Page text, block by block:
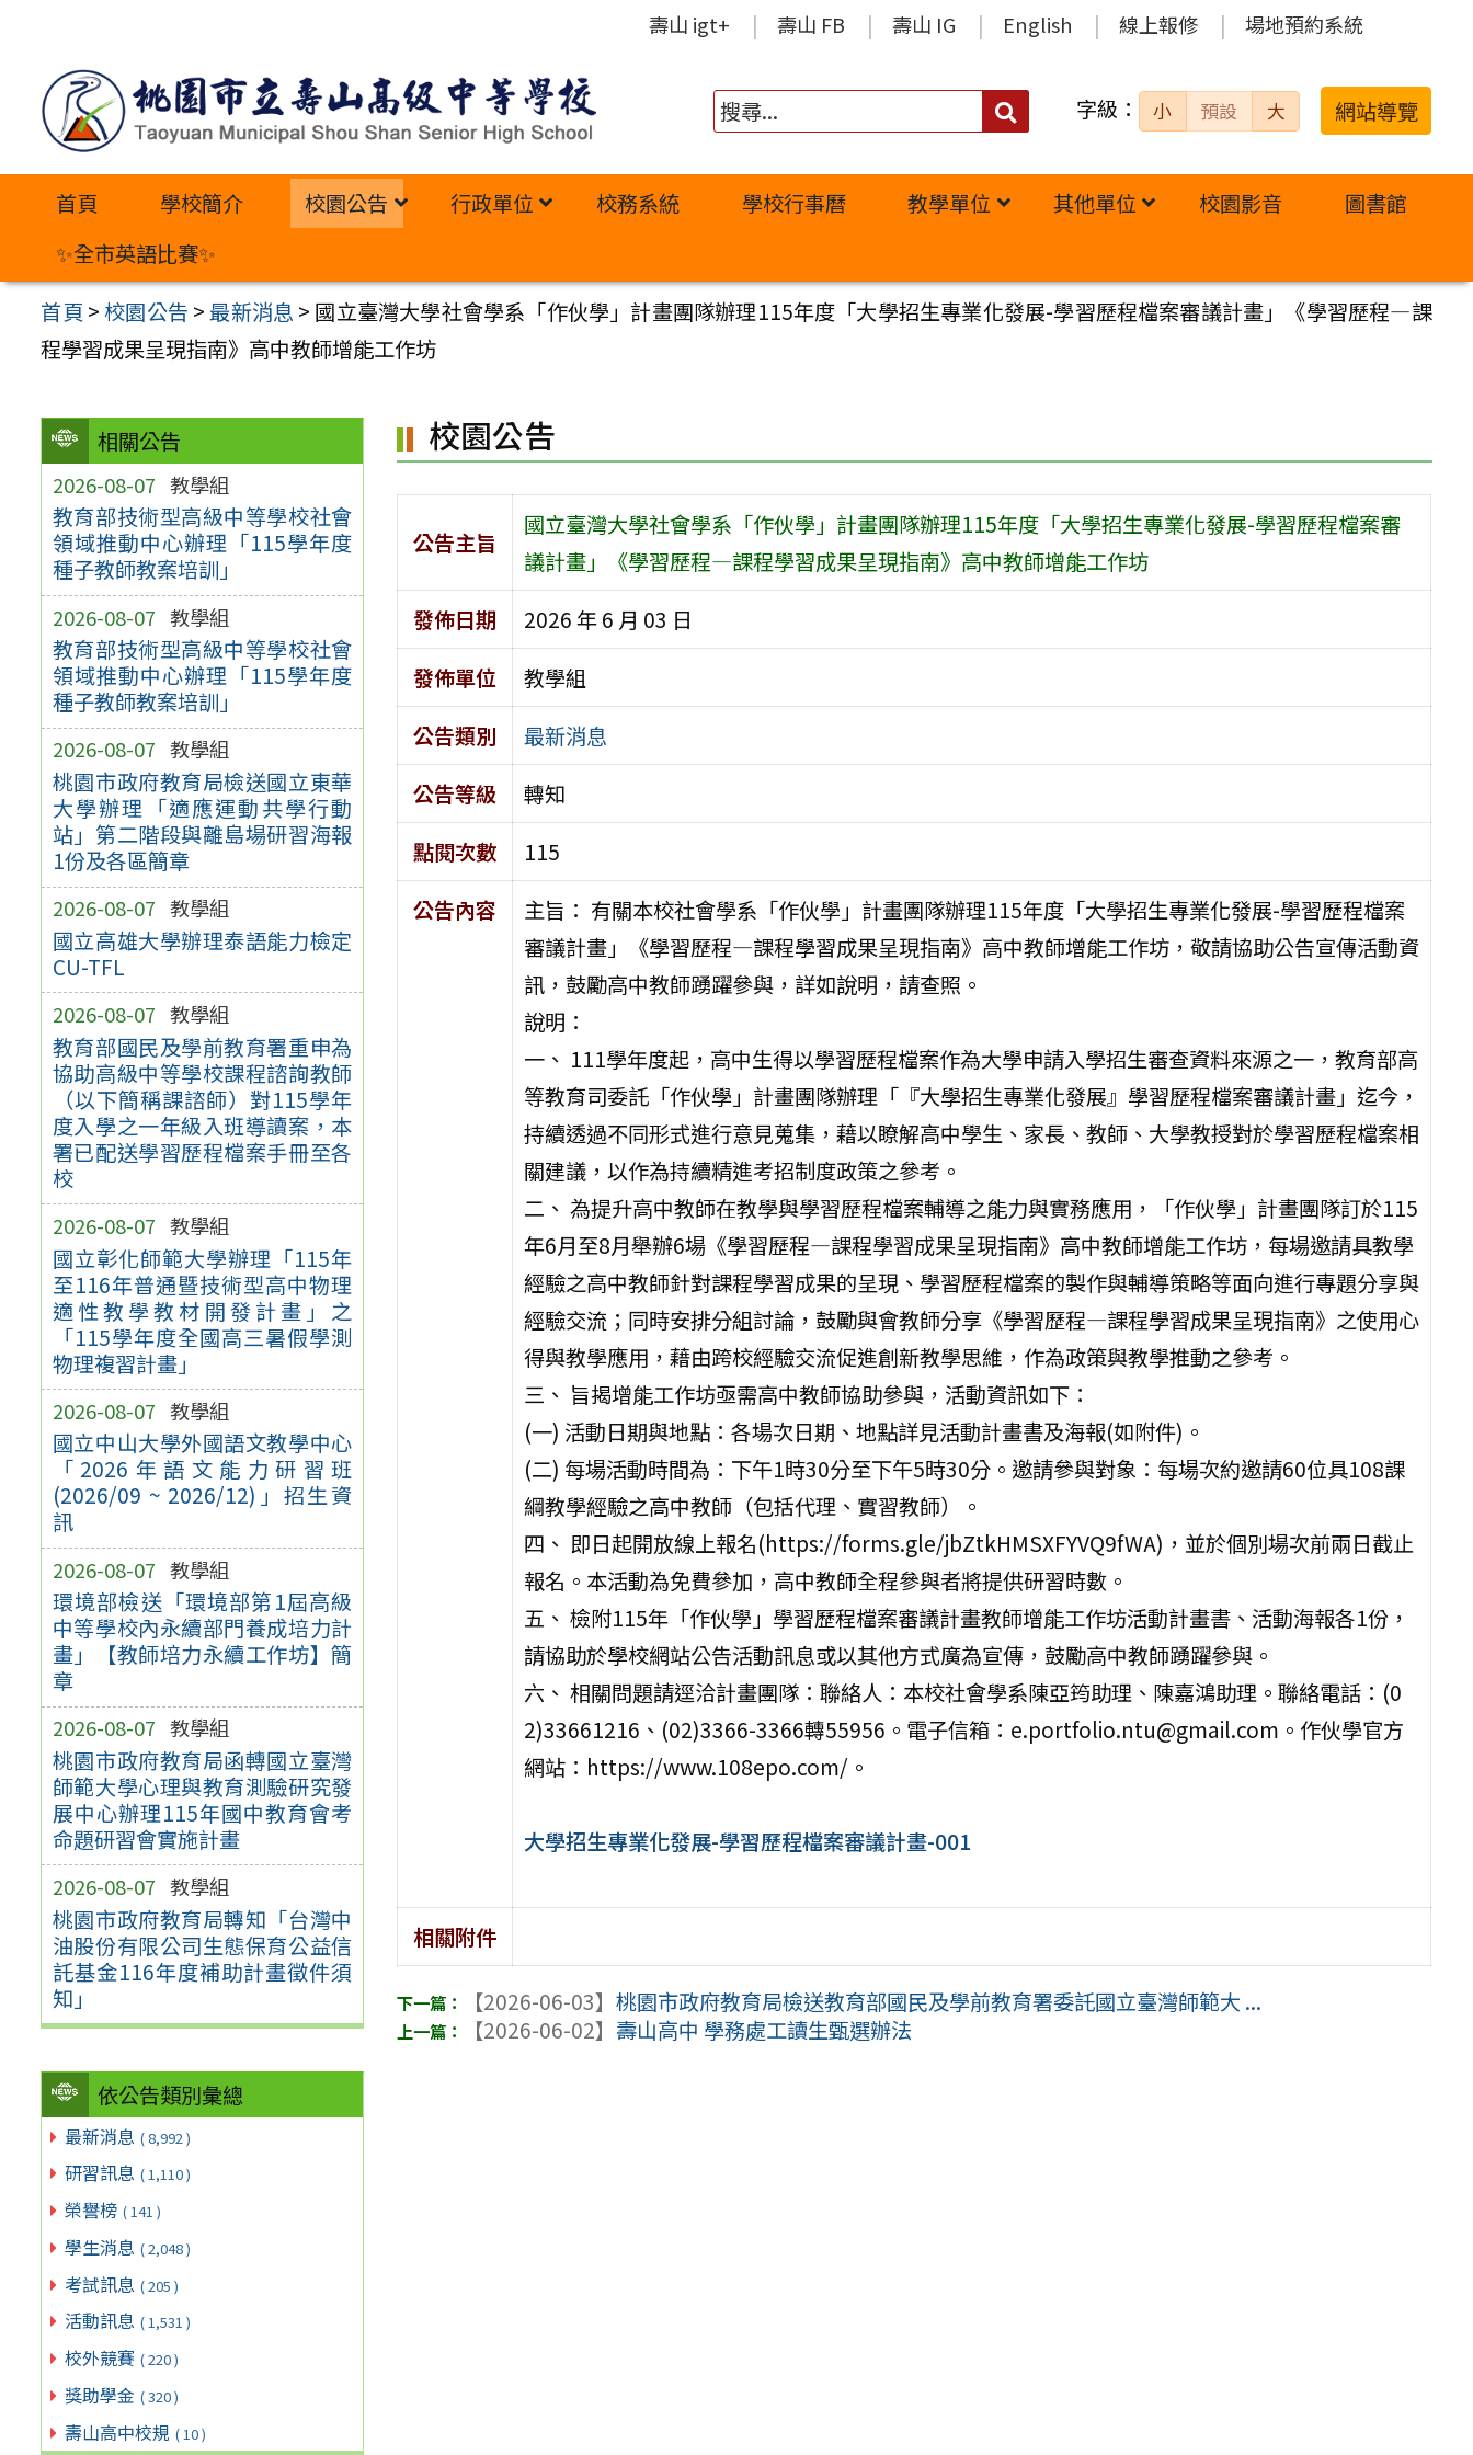
內
壽山 igt+ 壽山 FB 壽山 IG English 線上報修 場地預約系統
搜
字級： 小 預設 大 網站導覽
首頁 學校簡介 校園公告 行政單位 校務系統 學校行事曆 教學單位 其他單位 校園影音
圖書館
✨全市英語比賽✨
首頁 >校園公告 >最新消息 > 國立臺灣大學社會學系「作伙學」計畫團隊辦理115年度「大學招生專業化發展-學習歷程檔案審議計畫」《學習歷程—課
程學習成果呈現指南》高中教師增能工作坊
相關公告
2026-08-07 教學組
教育部技術型高級中等學校社會
領域推動中心辦理「115學年度
種子教師教案培訓」
2026-08-07 教學組
教育部技術型高級中等學校社會
領域推動中心辦理「115學年度
種子教師教案培訓」
2026-08-07 教學組
桃園市政府教育局檢送國立東華
大學辦理「適應運動共學行動
站」第二階段與離島場研習海報
1份及各區簡章
2026-08-07 教學組
國立高雄大學辦理泰語能力檢定
CU-TFL
2026-08-07 教學組
教育部國民及學前教育署重申為
協助高級中等學校課程諮詢教師
（以下簡稱課諮師）對115學年
度入學之一年級入班導讀案，本
署已配送學習歷程檔案手冊至各
校
2026-08-07 教學組
國立彰化師範大學辦理「115年
至116年普通暨技術型高中物理
適性教學教材開發計畫」之
「115學年度全國高三暑假學測
物理複習計畫」
2026-08-07 教學組
國立中山大學外國語文教學中心
「2026年語文能力研習班
(2026/09 ~ 2026/12)」招生資
訊
2026-08-07 教學組
環境部檢送「環境部第1屆高級
中等學校內永續部門養成培力計
畫」【教師培力永續工作坊】簡
章
2026-08-07 教學組
桃園市政府教育局函轉國立臺灣
師範大學心理與教育測驗研究發
展中心辦理115年國中教育會考
命題研習會實施計畫
2026-08-07 教學組
桃園市政府教育局轉知「台灣中
油股份有限公司生態保育公益信
託基金116年度補助計畫徵件須
知」
依公告類別彙總
最新消息 ( 8,992 )
研習訊息 ( 1,110 )
榮譽榜 ( 141 )
學生消息 ( 2,048 )
考試訊息 ( 205 )
活動訊息 ( 1,531 )
校外競賽 ( 220 )
獎助學金 ( 320 )
壽山高中校規 ( 10 )
校園公告
公告主旨
國立臺灣大學社會學系「作伙學」計畫團隊辦理115年度「大學招生專業化發展-學習歷程檔案審
議計畫」《學習歷程—課程學習成果呈現指南》高中教師增能工作坊
發佈日期
2026 年 6 月 03 日
發佈單位
教學組
公告類別
最新消息
公告等級
轉知
點閱次數
115
公告內容
主旨： 有關本校社會學系「作伙學」計畫團隊辦理115年度「大學招生專業化發展-學習歷程檔案
審議計畫」《學習歷程—課程學習成果呈現指南》高中教師增能工作坊，敬請協助公告宣傳活動資
訊，鼓勵高中教師踴躍參與，詳如說明，請查照。
說明：
一、 111學年度起，高中生得以學習歷程檔案作為大學申請入學招生審查資料來源之一，教育部高
等教育司委託「作伙學」計畫團隊辦理「『大學招生專業化發展』學習歷程檔案審議計畫」迄今，
持續透過不同形式進行意見蒐集，藉以瞭解高中學生、家長、教師、大學教授對於學習歷程檔案相
關建議，以作為持續精進考招制度政策之參考。
二、 為提升高中教師在教學與學習歷程檔案輔導之能力與實務應用，「作伙學」計畫團隊訂於115
年6月至8月舉辦6場《學習歷程—課程學習成果呈現指南》高中教師增能工作坊，每場邀請具教學
經驗之高中教師針對課程學習成果的呈現、學習歷程檔案的製作與輔導策略等面向進行專題分享與
經驗交流；同時安排分組討論，鼓勵與會教師分享《學習歷程—課程學習成果呈現指南》之使用心
得與教學應用，藉由跨校經驗交流促進創新教學思維，作為政策與教學推動之參考。
三、 旨揭增能工作坊亟需高中教師協助參與，活動資訊如下：
(一) 活動日期與地點：各場次日期、地點詳見活動計畫書及海報(如附件)。
(二) 每場活動時間為：下午1時30分至下午5時30分。邀請參與對象：每場次約邀請60位具108課
綱教學經驗之高中教師（包括代理、實習教師）。
四、 即日起開放線上報名(https://forms.gle/jbZtkHMSXFYVQ9fWA)，並於個別場次前兩日截止
報名。本活動為免費參加，高中教師全程參與者將提供研習時數。
五、 檢附115年「作伙學」學習歷程檔案審議計畫教師增能工作坊活動計畫書、活動海報各1份，
請協助於學校網站公告活動訊息或以其他方式廣為宣傳，鼓勵高中教師踴躍參與。
六、 相關問題請逕洽計畫團隊：聯絡人：本校社會學系陳亞筠助理、陳嘉鴻助理。聯絡電話：(0
2)33661216、(02)3366-3366轉55956。電子信箱：e.portfolio.ntu@gmail.com。作伙學官方
網站：https://www.108epo.com/。
大學招生專業化發展-學習歷程檔案審議計畫-001
相關附件
【2026-06-03】桃園市政府教育局檢送教育部國民及學前教育署委託國立臺灣師範大 ...
【2026-06-02】 壽山高中 學務處工讀生甄選辦法